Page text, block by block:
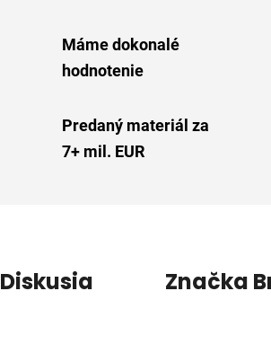
Máme dokonalé
hodnotenie
Predaný materiál za
7+ mil. EUR
Diskusia Značka